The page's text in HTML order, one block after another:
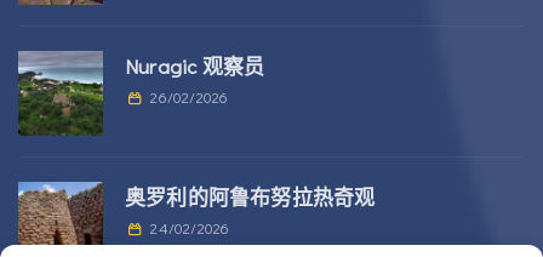
Nuragic 观察员
26/02/2026
奥罗利的阿鲁布努拉热奇观
24/02/2026